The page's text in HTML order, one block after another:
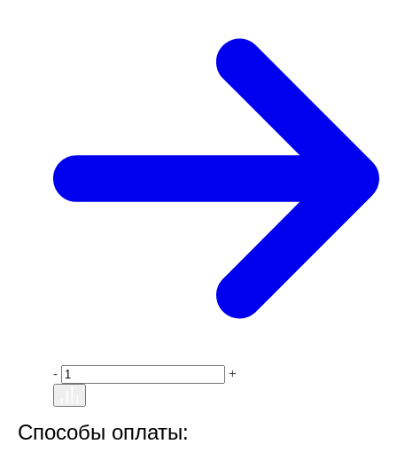
- +
Способы оплаты: